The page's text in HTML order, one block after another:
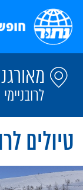
לרובניימי
טיולים